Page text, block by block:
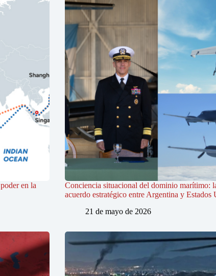
en la
Conciencia situacional del dominio marítimo:
acuerdo estratégico entre Argentina y Estados
21 de mayo de 2026